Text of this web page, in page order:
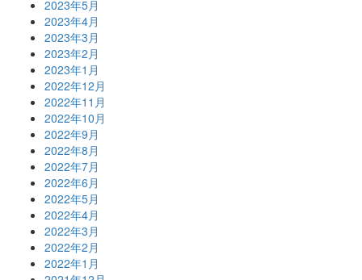
2023年5月
2023年4月
2023年3月
2023年2月
2023年1月
2022年12月
2022年11月
2022年10月
2022年9月
2022年8月
2022年7月
2022年6月
2022年5月
2022年4月
2022年3月
2022年2月
2022年1月